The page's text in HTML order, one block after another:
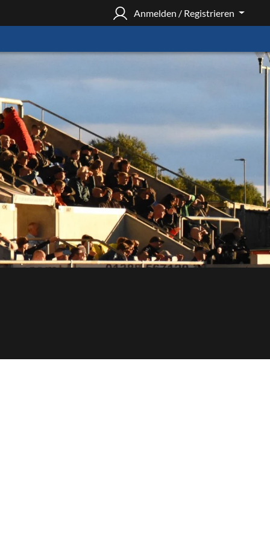
Anmelden / Registrieren